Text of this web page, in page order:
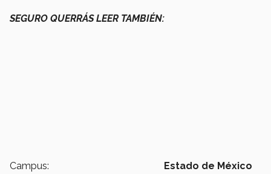
SEGURO QUERRÁS LEER TAMBIÉN:
Campus: Estado de México